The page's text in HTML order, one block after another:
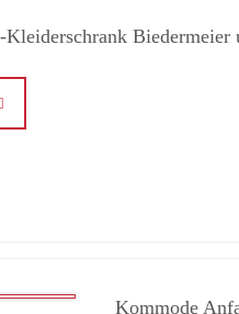
Kommode